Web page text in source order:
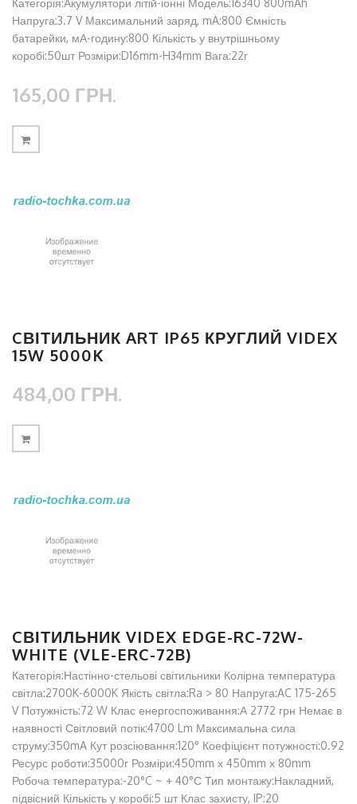
Категорія:Акумулятори літій-іонні Модель:16340 800mAh
Напруга:3.7 V Максимальний заряд, mA:800 Ємність
батарейки, мА-годину:800 Кількість у внутрішньому
коробі:50шт Розміри:D16mm-H34mm Вага:22г
165,00 ГРН.
CВІТИЛЬНИК ART IP65 КРУГЛИЙ VIDEX
15W 5000K
484,00 ГРН.
CВІТИЛЬНИК VIDEX EDGE-RC-72W-
WHITE (VLE-ERC-72B)
Категорія:Настінно-стельові світильники Колірна температура
світла:2700K-6000K Якість світла:Ra > 80 Напруга:AC 175-265
V Потужність:72 W Клас енергоспоживання:А 2772 грн Немає в
наявності Світловий потік:4700 Lm Максимальна сила
струму:350mA Кут розсіювання:120° Коефіцієнт потужності:0.92
Ресурс роботи:35000г Розміри:450mm х 450mm х 80mm
Робоча температура:-20°C ~ + 40°С Тип монтажу:Накладний,
підвісний Кількість у коробі:5 шт Клас захисту, IP:20